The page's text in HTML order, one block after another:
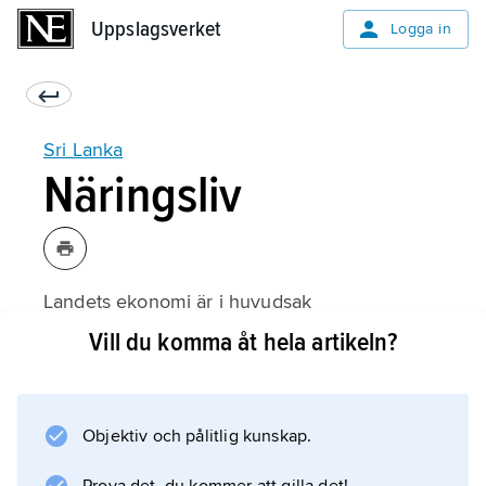
Uppslagsverket Logga in
Sri Lanka
Näringsliv
Landets ekonomi är i huvudsak
jordbruksbaserad, men även den lätta
ekonomi med cirka 5 procent under 1990-
talet, en tillväxttakt som med undantag för
Vill du komma åt hela artikeln?
Objektiv och pålitlig kunskap.